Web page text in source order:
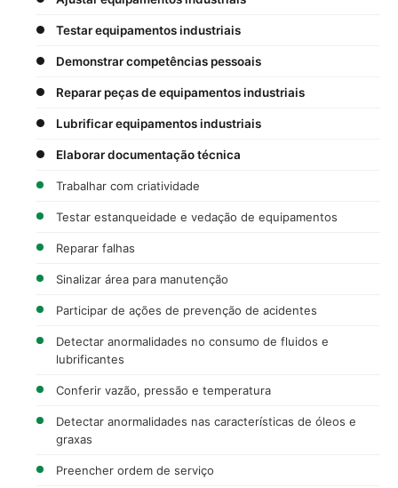
Testar equipamentos industriais
Demonstrar competências pessoais
Reparar peças de equipamentos industriais
Lubrificar equipamentos industriais
Elaborar documentação técnica
Trabalhar com criatividade
Testar estanqueidade e vedação de equipamentos
Reparar falhas
Sinalizar área para manutenção
Participar de ações de prevenção de acidentes
Detectar anormalidades no consumo de fluidos e
lubrificantes
Conferir vazão, pressão e temperatura
Detectar anormalidades nas características de óleos e
graxas
Preencher ordem de serviço